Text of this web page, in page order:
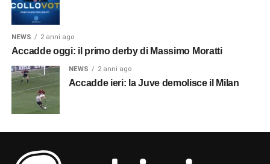
NEWS 2 anni ago
Accadde oggi: il primo derby di Massimo Moratti
NEWS 2 anni ago
Accadde ieri: la Juve demolisce il Milan